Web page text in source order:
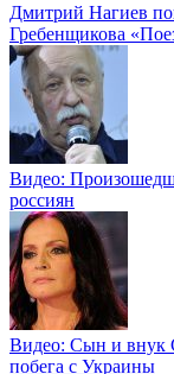
Дмитрий Нагиев
Гребенщикова
Видео:
россиян
Видео: Сын и внук
побега с Украины